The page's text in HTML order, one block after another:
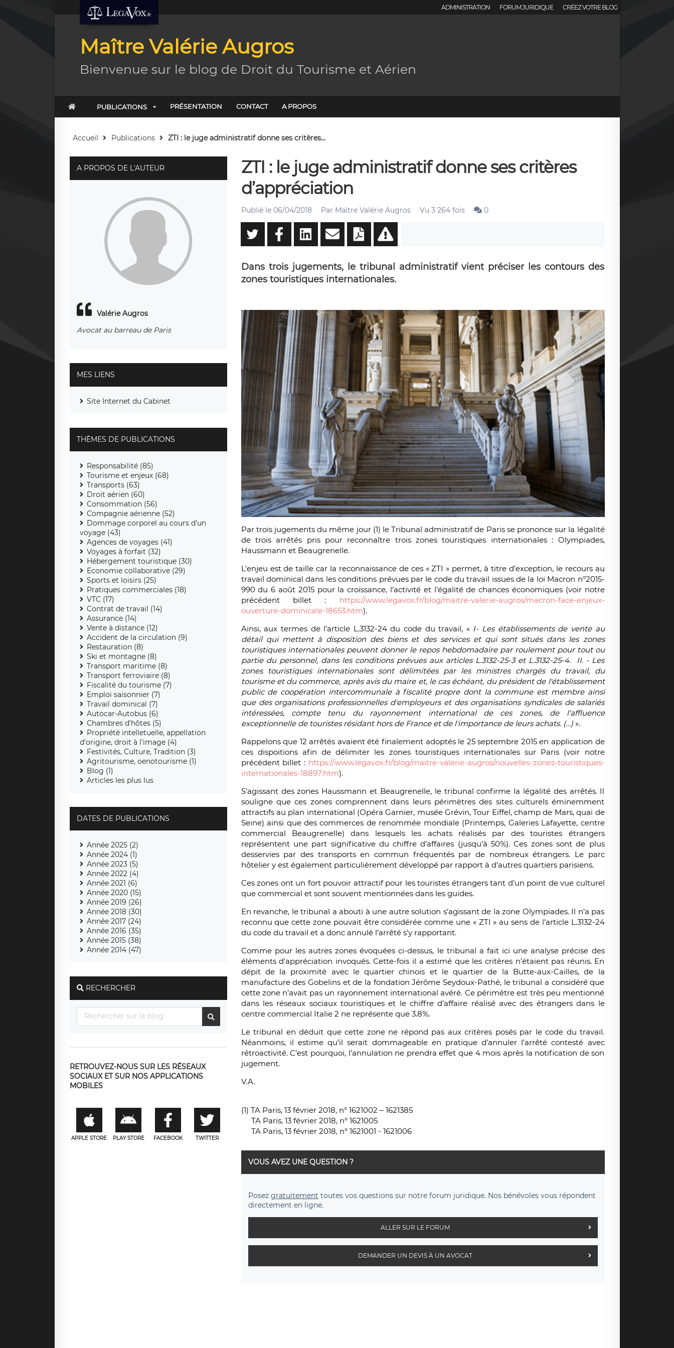
ADMINISTRATION FORUM JURIDIQUE CRÉEZ VOTRE BLOG
Maître Valérie Augros
Bienvenue sur le blog de Droit du Tourisme et Aérien
PUBLICATIONS PRÉSENTATION CONTACT A PROPOS
Accueil Publications ZTI : le juge administratif donne ses critères...
ZTI : le juge administratif donne ses critères
d’appréciation
Publié le 06/04/2018 Par Maître Valérie Augros Vu 3 264 fois 0
Dans trois jugements, le tribunal administratif vient préciser les contours des
zones touristiques internationales.
Par trois jugements du même jour (1) le Tribunal administratif de Paris se prononce sur la légalité
de trois arrêtés pris pour reconnaître trois zones touristiques internationales : Olympiades,
Haussmann et Beaugrenelle.
L’enjeu est de taille car la reconnaissance de ces « ZTI » permet, à titre d’exception, le recours au
travail dominical dans les conditions prévues par le code du travail issues de la loi Macron n°2015-
990 du 6 août 2015 pour la croissance, l’activité et l’égalité de chances économiques (voir notre
précédent billet : https://www.legavox.fr/blog/maitre-valerie-augros/macron-face-enjeux-
ouverture-dominicale-18653.htm).
Ainsi, aux termes de l’article L.3132-24 du code du travail, « I- Les établissements de vente au
détail qui mettent à disposition des biens et des services et qui sont situés dans les zones
touristiques internationales peuvent donner le repos hebdomadaire par roulement pour tout ou
partie du personnel, dans les conditions prévues aux articles L.3132-25-3 et L.3132-25-4. II. - Les
zones touristiques internationales sont délimitées par les ministres chargés du travail, du
tourisme et du commerce, après avis du maire et, le cas échéant, du président de l'établissement
public de coopération intercommunale à fiscalité propre dont la commune est membre ainsi
que des organisations professionnelles d'employeurs et des organisations syndicales de salariés
intéressées, compte tenu du rayonnement international de ces zones, de l'affluence
exceptionnelle de touristes résidant hors de France et de l'importance de leurs achats. (…)».
Rappelons que 12 arrêtés avaient été finalement adoptés le 25 septembre 2015 en application de
ces dispoitions afin de délimiter les zones touristiques internationales sur Paris (voir notre
précédent billet : https://www.legavox.fr/blog/maitre-valerie-augros/nouvelles-zones-touristiques-
internationales-18897.htm).
S’agissant des zones Haussmann et Beaugrenelle, le tribunal confirme la légalité des arrêtés. Il
souligne que ces zones comprennent dans leurs périmètres des sites culturels éminemment
attractifs au plan international (Opéra Garnier, musée Grévin, Tour Eiffel, champ de Mars, quai de
Seine) ainsi que des commerces de renommée mondiale (Printemps, Galeries Lafayette, centre
commercial Beaugrenelle) dans lesquels les achats réalisés par des touristes étrangers
représentent une part significative du chiffre d’affaires (jusqu’à 50%). Ces zones sont de plus
desservies par des transports en commun fréquentés par de nombreux étrangers. Le parc
hôtelier y est également particulièrement développé par rapport à d’autres quartiers parisiens.
Ces zones ont un fort pouvoir attractif pour les touristes étrangers tant d’un point de vue culturel
que commercial et sont souvent mentionnées dans les guides.
En revanche, le tribunal a abouti à une autre solution s’agissant de la zone Olympiades. Il n’a pas
reconnu que cette zone pouvait être considérée comme une « ZTI » au sens de l’article L.3132-24
du code du travail et a donc annulé l’arrêté s’y rapportant.
Comme pour les autres zones évoquées ci-dessus, le tribunal a fait ici une analyse précise des
éléments d'appréciation invoqués. Cette-fois il a estimé que les critères n’étaient pas réunis. En
dépit de la proximité avec le quartier chinois et le quartier de la Butte-aux-Cailles, de la
manufacture des Gobelins et de la fondation Jérôme Seydoux-Pathé, le tribunal a considéré que
cette zone n’avait pas un rayonnement international avéré. Ce périmètre est très peu mentionné
dans les réseaux sociaux touristiques et le chiffre d’affaire réalisé avec des étrangers dans le
centre commercial Italie 2 ne représente que 3.8%.
Le tribunal en déduit que cette zone ne répond pas aux critères posés par le code du travail.
Néanmoins, il estime qu’il serait dommageable en pratique d’annuler l’arrêté contesté avec
rétroactivité. C’est pourquoi, l’annulation ne prendra effet que 4 mois après la notification de son
jugement.
V.A.
(1) TA Paris, 13 février 2018, n° 1621002 – 1621385
TA Paris, 13 février 2018, n° 1621005
TA Paris, 13 février 2018, n° 1621001 - 1621006
VOUS AVEZ UNE QUESTION ?
Posez gratuitement toutes vos questions sur notre forum juridique. Nos bénévoles vous répondent
directement en ligne.
ALLER SUR LE FORUM
DEMANDER UN DEVIS À UN AVOCAT
A PROPOS DE L'AUTEUR
Valérie Augros
Avocat au barreau de Paris
MES LIENS
Site Internet du Cabinet
THÈMES DE PUBLICATIONS
Responsabilité (85)
Tourisme et enjeux (68)
Transports (63)
Droit aérien (60)
Consommation (56)
Compagnie aérienne (52)
Dommage corporel au cours d'un
voyage (43)
Agences de voyages (41)
Voyages à forfait (32)
Hébergement touristique (30)
Economie collaborative (29)
Sports et loisirs (25)
Pratiques commerciales (18)
VTC (17)
Contrat de travail (14)
Assurance (14)
Vente à distance (12)
Accident de la circulation (9)
Restauration (8)
Ski et montagne (8)
Transport maritime (8)
Transport ferroviaire (8)
Fiscalité du tourisme (7)
Emploi saisonnier (7)
Travail dominical (7)
Autocar-Autobus (6)
Chambres d'hôtes (5)
Propriété intelletuelle, appellation
d'origine, droit à l'image (4)
Festivités, Culture, Tradition (3)
Agritourisme, oenotourisme (1)
Blog (1)
Articles les plus lus
DATES DE PUBLICATIONS
Année 2025 (2)
Année 2024 (1)
Année 2023 (5)
Année 2022 (4)
Année 2021 (6)
Année 2020 (15)
Année 2019 (26)
Année 2018 (30)
Année 2017 (24)
Année 2016 (35)
Année 2015 (38)
Année 2014 (47)
RECHERCHER
RETROUVEZ-NOUS SUR LES RÉSEAUX
SOCIAUX ET SUR NOS APPLICATIONS
MOBILES
APPLE STORE PLAY STORE FACEBOOK TWITTER